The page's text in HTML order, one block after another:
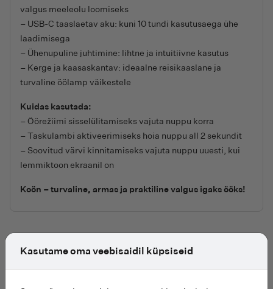
valgus meeleolu loomiseks
– USB-C taaslaetav aku: kuni 10 tundi kasutusaega ühe
laadimisega
– Ühenupuline juhtimine: lihtne ja intuitiivne kasutus
– Kerge ja kaasaskantav: ideaalne reisikaaslane ja
turvaline öölamp väikestele
Kuidas kasutada:
– Öörežiimi sisselülitamiseks vajuta nuppu korra
– Taskulambi aktiveerimiseks hoia nuppu all 2 sekundit
– Soovitud värvi kinnitamiseks vajuta nuppu uuesti, kui
lemmiktoon ekraanil on
Koön – turvaline, armas ja praktiline valgus igaks ööks!
Seotud tooted
Kasutame oma veebisaidil küpsiseid